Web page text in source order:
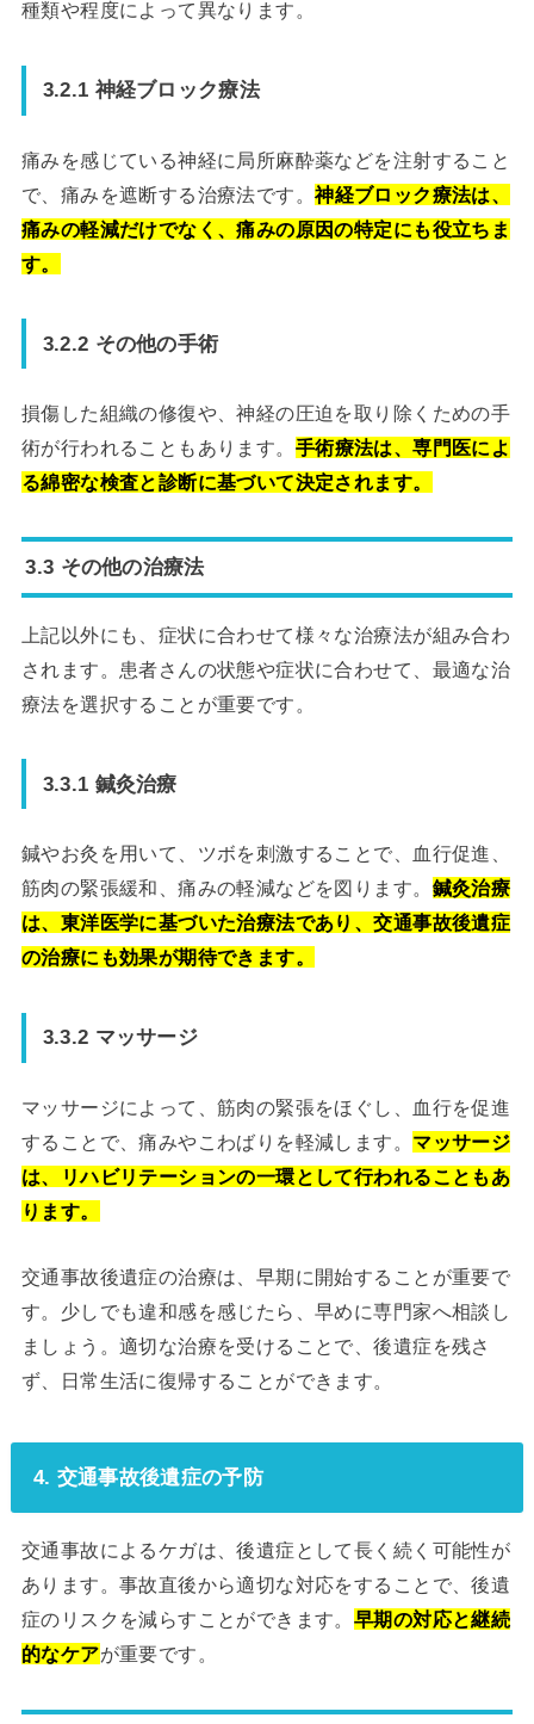
種類や程度によって異なります。
3.2.1 神経ブロック療法
痛みを感じている神経に局所麻酔薬などを注射すること
で、痛みを遮断する治療法です。神経ブロック療法は、
痛みの軽減だけでなく、痛みの原因の特定にも役立ちま
す。
3.2.2 その他の手術
損傷した組織の修復や、神経の圧迫を取り除くための手
術が行われることもあります。 手術療法は、専門医によ
る綿密な検査と診断に基づいて決定されます。
3.3 その他の治療法
上記以外にも、症状に合わせて様々な治療法が組み合わ
されます。患者さんの状態や症状に合わせて、最適な治
療法を選択することが重要です。
3.3.1 鍼灸治療
鍼やお灸を用いて、ツボを刺激することで、血行促進、
筋肉の緊張緩和、痛みの軽減などを図ります。 鍼灸治療
は、東洋医学に基づいた治療法であり、交通事故後遺症
の治療にも効果が期待できます。
3.3.2 マッサージ
マッサージによって、筋肉の緊張をほぐし、血行を促進
することで、痛みやこわばりを軽減します。 マッサージ
は、リハビリテーションの一環として行われることもあ
ります。
交通事故後遺症の治療は、早期に開始することが重要で
す。少しでも違和感を感じたら、早めに専門家へ相談し
ましょう。適切な治療を受けることで、後遺症を残さ
ず、日常生活に復帰することができます。
4. 交通事故後遺症の予防
交通事故によるケガは、後遺症として長く続く可能性が
あります。事故直後から適切な対応をすることで、後遺
症のリスクを減らすことができます。 早期の対応と継続
的なケアが重要です。